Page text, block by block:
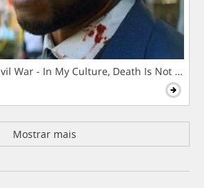
War - In My Culture, Death Is Not The
Mostrar mais